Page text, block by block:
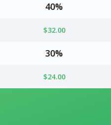
40%
$32.00
30%
$24.00